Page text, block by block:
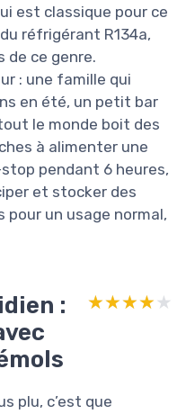
est classique pour ce
réfrigérant R134a,
de ce genre.
: une famille qui
en été, un petit bar
le monde boit des
à alimenter une
pendant 6 heures,
et stocker des
pour un usage normal,
:
★★★★★
★★★★★
plu, c’est que